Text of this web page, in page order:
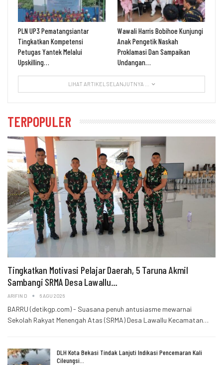
PLN UP3 Pematangsiantar
Tingkatkan Kompetensi
Petugas Yantek Melalui
Upskilling…
Wawali Harris Bobihoe Kunjungi
Anak Pengetik Naskah
Proklamasi Dan Sampaikan
Undangan…
LIHAT ARTIKEL SELANJUTNYA ...
TERPOPULER
Tingkatkan Motivasi Pelajar Daerah, 5 Taruna Akmil
Sambangi SRMA Desa Lawallu…
ARIFIN D 6 AGU 2026
BARRU (detikgp.com) - Suasana penuh antusiasme mewarnai
Sekolah Rakyat Menengah Atas (SRMA) Desa Lawallu Kecamatan…
DLH Kota Bekasi Tindak Lanjuti Indikasi Pencemaran Kali
Cileungsi…